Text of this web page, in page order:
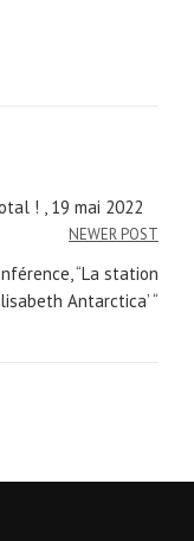
! , 19 mai 2022
NEWER POST
“La station
Antarctica’ “